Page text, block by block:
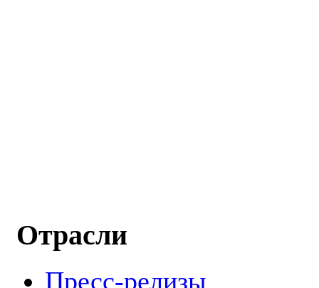
Отрасли
Пресс-релизы